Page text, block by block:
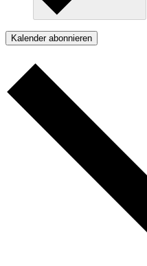
Kalender abonnieren